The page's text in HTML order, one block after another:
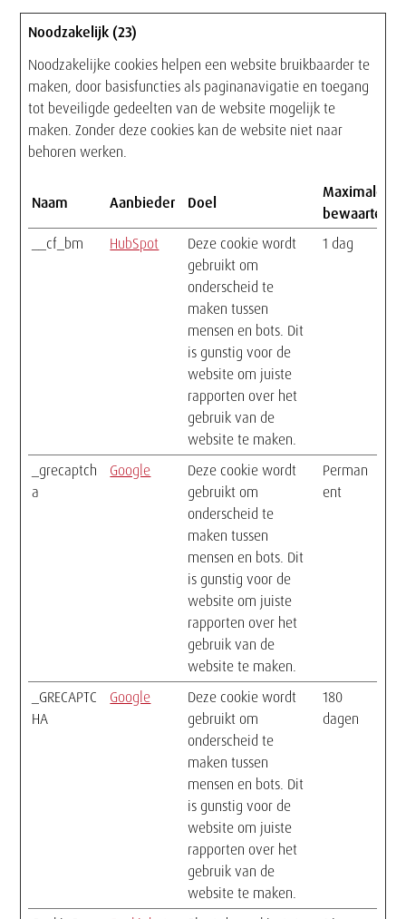
Noodzakelijk (23)
Noodzakelijke cookies helpen een website bruikbaarder te
maken, door basisfuncties als paginanavigatie en toegang
tot beveiligde gedeelten van de website mogelijk te
maken. Zonder deze cookies kan de website niet naar
behoren werken.
Naam Aanbieder Doel
Maximale
__cf_bm
HubSpot
Deze cookie wordt
gebruikt om
onderscheid te
maken tussen
mensen en bots. Dit
is gunstig voor de
website om juiste
rapporten over het
gebruik van de
website te maken.
1 dag
_grecaptch
a
Google
Deze cookie wordt
gebruikt om
onderscheid te
maken tussen
mensen en bots. Dit
is gunstig voor de
website om juiste
rapporten over het
gebruik van de
website te maken.
Perman
ent
_GRECAPTC
HA
Google
Deze cookie wordt
gebruikt om
onderscheid te
maken tussen
mensen en bots. Dit
is gunstig voor de
website om juiste
rapporten over het
gebruik van de
website te maken.
180
dagen